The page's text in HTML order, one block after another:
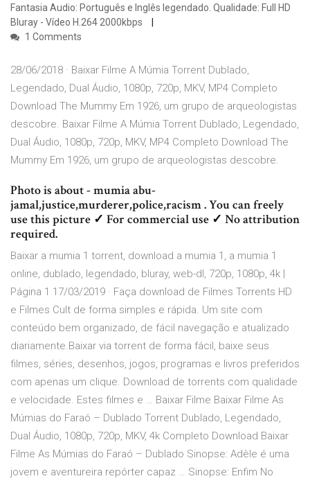
Fantasia Audio: Português e Inglês legendado. Qualidade: Full HD
Bluray - Vídeo H.264 2000kbps
1 Comments
28/06/2018 · Baixar Filme A Múmia Torrent Dublado,
Legendado, Dual Áudio, 1080p, 720p, MKV, MP4 Completo
Download The Mummy Em 1926, um grupo de arqueologistas
descobre. Baixar Filme A Múmia Torrent Dublado, Legendado,
Dual Áudio, 1080p, 720p, MKV, MP4 Completo Download The
Mummy Em 1926, um grupo de arqueologistas descobre.
Photo is about - mumia abu-
jamal,justice,murderer,police,racism . You can freely
use this picture ✓ For commercial use ✓ No attribution
required.
Baixar a mumia 1 torrent, download a mumia 1, a mumia 1
online, dublado, legendado, bluray, web-dl, 720p, 1080p, 4k |
Página 1 17/03/2019 · Faça download de Filmes Torrents HD
e Filmes Cult de forma simples e rápida. Um site com
conteúdo bem organizado, de fácil navegação e atualizado
diariamente.Baixar via torrent de forma fácil, baixe seus
filmes, séries, desenhos, jogos, programas e livros preferidos
com apenas um clique. Download de torrents com qualidade
e velocidade. Estes filmes e … Baixar Filme Baixar Filme As
Múmias do Faraó – Dublado Torrent Dublado, Legendado,
Dual Áudio, 1080p, 720p, MKV, 4k Completo Download Baixar
Filme As Múmias do Faraó – Dublado Sinopse: Adèle é uma
jovem e aventureira repórter capaz … Sinopse: Enfim No